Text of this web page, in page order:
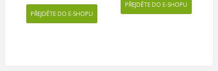
PŘEJDĚTE DO E-SHOPU
PŘEJDĚTE DO E-SHOPU